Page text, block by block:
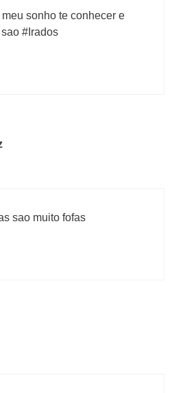
sonho te conhecer e
#Irados
sao muito fofas